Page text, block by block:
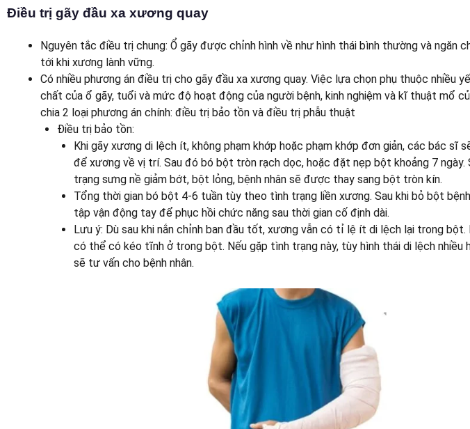
Điều trị gãy đầu xa xương quay
Nguyên tắc điều trị chung: Ổ gãy được chỉnh hình về như hình thái bình thường và ngăn
tới khi xương lành vững.
Có nhiều phương án điều trị cho gãy đầu xa xương quay. Việc lựa chọn phụ thuộc nhiều
chất của ổ gãy, tuổi và mức độ hoạt động của người bệnh, kinh nghiệm và kĩ thuật mổ
chia 2 loại phương án chính: điều trị bảo tồn và điều trị phẫu thuật
Điều trị bảo tồn:
Khi gãy xương di lệch ít, không phạm khớp hoặc phạm khớp đơn giản, các bác sĩ
để xương về vị trí. Sau đó bó bột tròn rạch dọc, hoặc đặt nẹp bột khoảng 7 ngày.
trạng sưng nề giảm bớt, bột lỏng, bệnh nhân sẽ được thay sang bột tròn kín.
Tổng thời gian bó bột 4-6 tuần tùy theo tình trạng liền xương. Sau khi bỏ bột
tập vận động tay để phục hồi chức năng sau thời gian cố định dài.
Lưu ý: Dù sau khi nắn chỉnh ban đầu tốt, xương vẫn có tỉ lệ ít di lệch lại trong bột.
có thể có kéo tĩnh ở trong bột. Nếu gặp tình trạng này, tùy hình thái di lệch nhiều
sẽ tư vấn cho bệnh nhân.